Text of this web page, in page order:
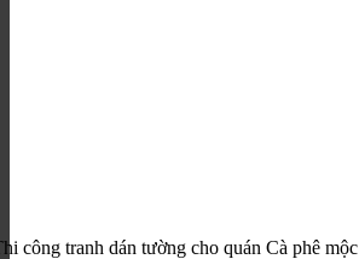
công tranh dán tường cho quán Cà phê mộc